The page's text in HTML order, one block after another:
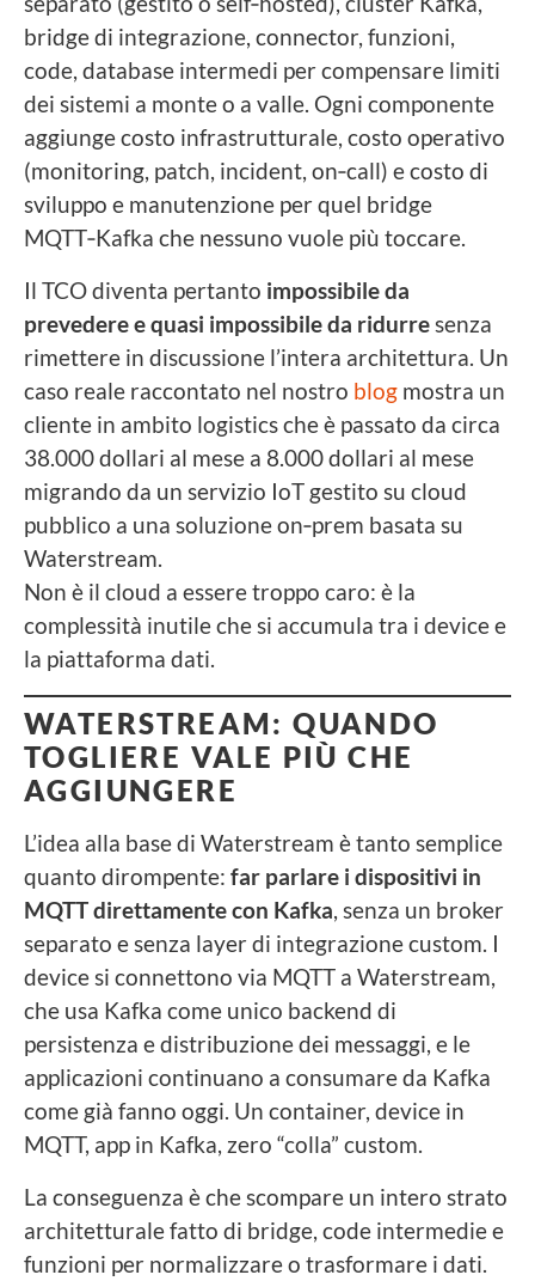
bridge di integrazione, connector, funzioni,
code, database intermedi per compensare limiti
dei sistemi a monte o a valle. Ogni componente
aggiunge costo infrastrutturale, costo operativo
(monitoring, patch, incident, on‑call) e costo di
sviluppo e manutenzione per quel bridge
MQTT‑Kafka che nessuno vuole più toccare.
Il TCO diventa pertanto impossibile da
prevederee quasi impossibile da ridurresenza
rimettere in discussione l’intera architettura. Un
caso reale raccontato nel nostro blog mostra un
cliente in ambito logistics che è passato da circa
38.000 dollari al mese a 8.000 dollari al mese
migrando da un servizio IoT gestito su cloud
pubblico a una soluzione on‑prem basata su
Waterstream.
Non è il cloud a essere troppo caro: è la
complessità inutile che si accumula tra i device e
la piattaforma dati.
WATERSTREAM:QUANDO
TOGLIERE VALE PIÙ CHE
AGGIUNGERE
L’idea alla base di Waterstream è tanto semplice
quanto dirompente: far parlare i dispositivi in
MQTT direttamente con Kafka, senza un broker
separato e senza layer di integrazione custom. I
device si connettono via MQTT a Waterstream,
che usa Kafka come unico backend di
persistenza e distribuzione dei messaggi, e le
applicazioni continuano a consumare da Kafka
come già fanno oggi. Un container, device in
MQTT, app in Kafka, zero “colla” custom.
La conseguenza è che scompare un intero strato
architetturale fatto di bridge, code intermedie e
funzioni per normalizzare o trasformare i dati.